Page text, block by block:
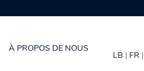
À PROPOS DE NOUS
LB | FR |